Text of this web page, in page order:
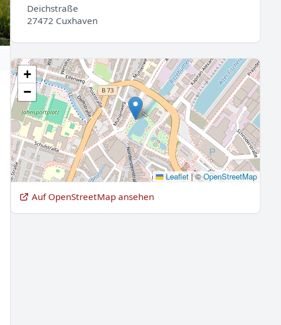
Deichstraße
27472 Cuxhaven
+
−
Leaflet |©OpenStreetMap
Auf OpenStreetMap ansehen